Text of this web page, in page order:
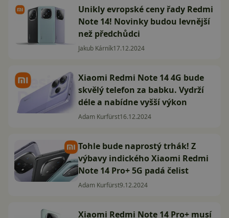
Unikly evropské ceny řady Redmi
Note 14! Novinky budou levnější
než předchůdci
Jakub Kárník17.12.2024
Xiaomi Redmi Note 14 4G bude
skvělý telefon za babku. Vydrží
déle a nabídne vyšší výkon
Adam Kurfürst16.12.2024
Tohle bude naprostý trhák! Z
výbavy indického Xiaomi Redmi
Note 14 Pro+ 5G padá čelist
Adam Kurfürst9.12.2024
Xiaomi Redmi Note 14 Pro+ musí